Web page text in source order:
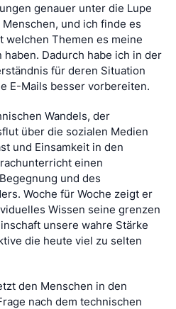
genauer unter die Lupe
und ich finde es
welchen Themen es meine
Dadurch habe ich in der
für deren Situation
E-Mails besser vorbereiten.
Wandels, der
über die sozialen Medien
und Einsamkeit in den
einen
und des
Woche für Woche zeigt er
Wissen seine grenzen
unsere wahre Stärke
die heute viel zu selten
den Menschen in den
nach dem technischen